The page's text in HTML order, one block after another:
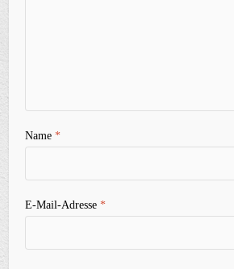
Name*
E-Mail-Adresse*